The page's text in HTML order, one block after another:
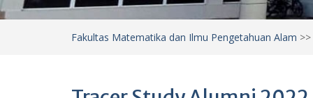
Fakultas Matematika dan Ilmu Pengetahuan Alam >>